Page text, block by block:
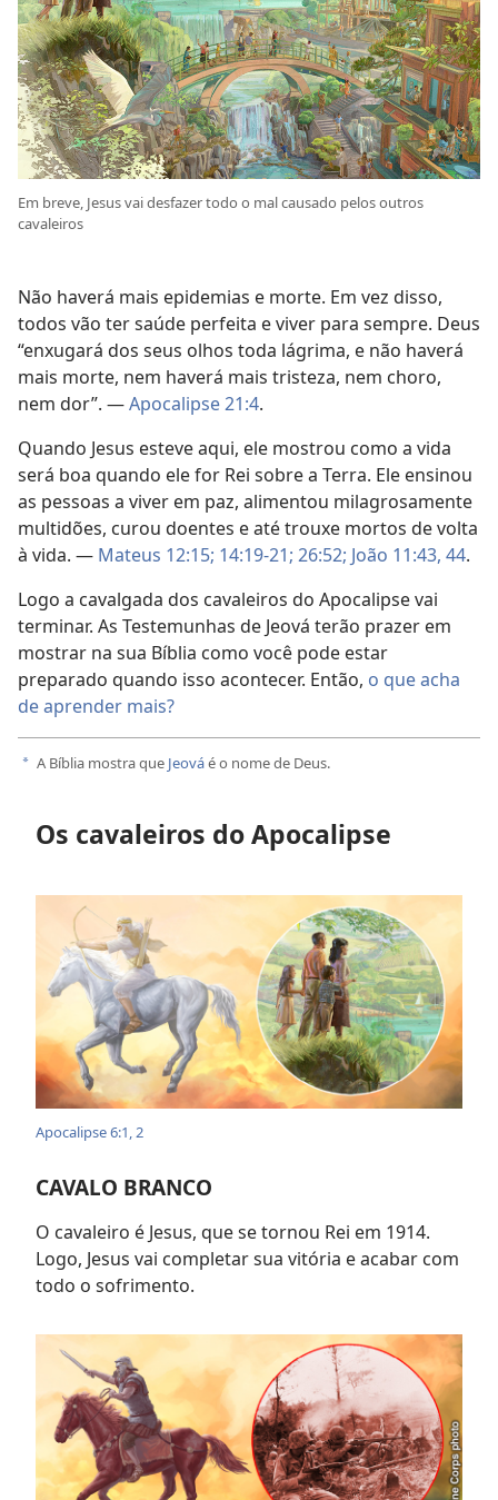
Em breve, Jesus vai desfazer todo o mal causado pelos outros
cavaleiros
Não haverá mais epidemias e morte. Em vez disso,
todos vão ter saúde perfeita e viver para sempre. Deus
“enxugará dos seus olhos toda lágrima, e não haverá
mais morte, nem haverá mais tristeza, nem choro,
nem dor”. —Apocalipse 21:4.
Quando Jesus esteve aqui, ele mostrou como a vida
será boa quando ele for Rei sobre a Terra. Ele ensinou
as pessoas a viver em paz, alimentou milagrosamente
multidões, curou doentes e até trouxe mortos de volta
à vida. — Mateus 12:15; 14:19-21; 26:52; João 11:43, 44.
Logo a cavalgada dos cavaleiros do Apocalipse vai
terminar. As Testemunhas de Jeová terão prazer em
mostrar na sua Bíblia como você pode estar
preparado quando isso acontecer. Então, o que acha
de aprender mais?
a A Bíblia mostra que Jeováé o nome de Deus.
Os cavaleiros do Apocalipse
Apocalipse 6:1, 2
CAVALO BRANCO
O cavaleiro é Jesus, que se tornou Rei em 1914.
Logo, Jesus vai completar sua vitória e acabar com
todo o sofrimento.